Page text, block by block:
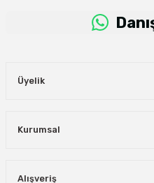
Üyelik
Kurumsal
Alışveriş